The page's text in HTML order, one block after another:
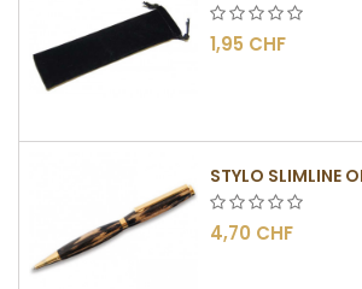
1,95 CHF
4,70 CHF